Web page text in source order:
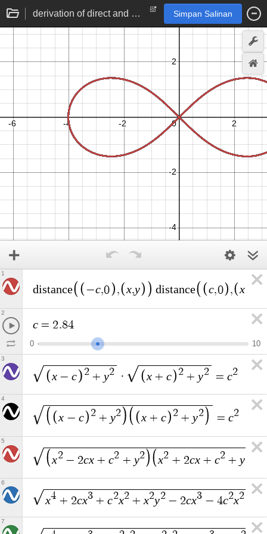
derivation of direct and simplified lemniscate equation Simpan Salinan
distance −c,0 , x,y distance c,0 , x, y
1
c = 2.84
0 10
2
x − c 2 + y2 · x + c 2 + y2 = c2
3
x − c 2 + y2 x + c 2 + y2 = c2
4
x2 − 2cx + c2 + y2 x2 + 2cx + c2 + y
5
x4 + 2cx3 + c2x2 + x2y2 − 2cx3 − 4c2x2
6
7